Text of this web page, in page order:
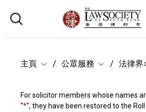
主頁 公眾服務 法律界
For solicitor members whose names
"*", they have been restored to the